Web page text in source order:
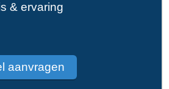
& ervaring
aanvragen